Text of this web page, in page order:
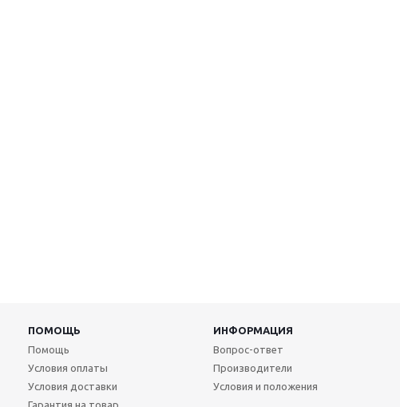
ПОМОЩЬ
ИНФОРМАЦИЯ
Помощь
Условия оплаты
Условия доставки
Гарантия на товар
Вопрос-ответ
Производители
Условия и положения